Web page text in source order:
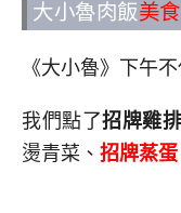
大小魯肉飯美
《大小魯》下午
我們點了招牌雞
燙青菜、 招牌蒸蛋